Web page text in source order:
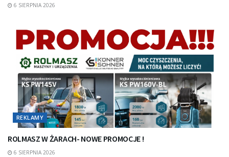
6 SIERPNIA 2026
REKLAMY
ROLMASZ W ŻARACH- NOWE PROMOCJE !
6 SIERPNIA 2026